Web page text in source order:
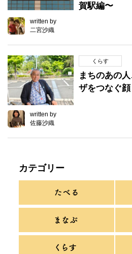
賀駅編〜
written by
二宮沙織
くらす
まちのあの
ザをつなぐ
written by
佐藤沙織
カテゴリー